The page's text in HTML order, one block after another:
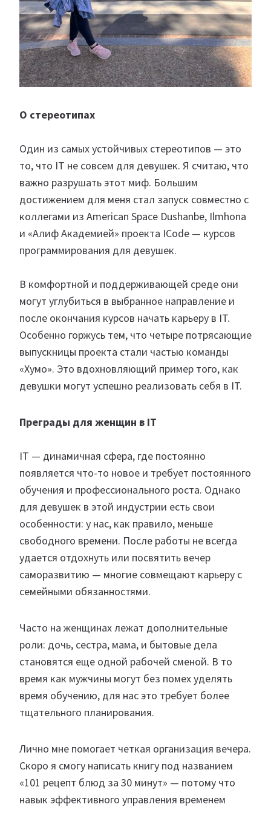
О стереотипах
Один из самых устойчивых стереотипов — это
то, что IT не совсем для девушек. Я считаю, что
важно разрушать этот миф. Большим
достижением для меня стал запуск совместно с
коллегами из American Space Dushanbe, Ilmhona
и «Алиф Академией» проекта ICode — курсов
программирования для девушек.
В комфортной и поддерживающей среде они
могут углубиться в выбранное направление и
после окончания курсов начать карьеру в IT.
Особенно горжусь тем, что четыре потрясающие
выпускницы проекта стали частью команды
«Хумо». Это вдохновляющий пример того, как
девушки могут успешно реализовать себя в IT.
Преграды для женщин в IT
IT — динамичная сфера, где постоянно
появляется что-то новое и требует постоянного
обучения и профессионального роста. Однако
для девушек в этой индустрии есть свои
особенности: у нас, как правило, меньше
свободного времени. После работы не всегда
удается отдохнуть или посвятить вечер
саморазвитию — многие совмещают карьеру с
семейными обязанностями.
Часто на женщинах лежат дополнительные
роли: дочь, сестра, мама, и бытовые дела
становятся еще одной рабочей сменой. В то
время как мужчины могут без помех уделять
время обучению, для нас это требует более
тщательного планирования.
Лично мне помогает четкая организация вечера.
Скоро я смогу написать книгу под названием
«101 рецепт блюд за 30 минут» — потому что
навык эффективного управления временем